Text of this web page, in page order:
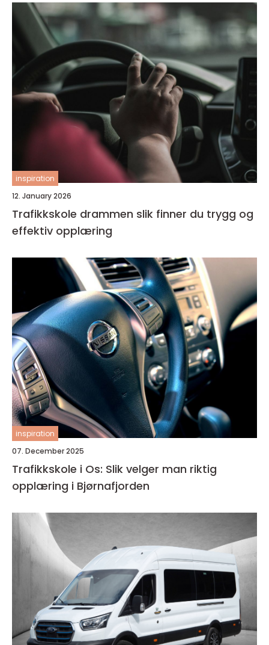
inspiration
12. January 2026
Trafikkskole drammen slik finner du trygg og
effektiv opplæring
inspiration
07. December 2025
Trafikkskole i Os: Slik velger man riktig
opplæring i Bjørnafjorden